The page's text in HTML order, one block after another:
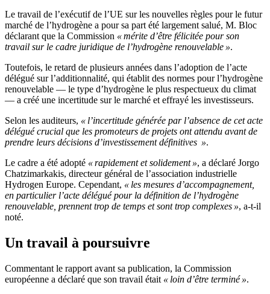
Le travail de l’exécutif de l’UE sur les nouvelles règles pour le futur
marché de l’hydrogène a pour sa part été largement salué, M. Bloc
déclarant que la Commission « mérite d’être félicitée pour son
travail sur le cadre juridique de l’hydrogène renouvelable ».
Toutefois, le retard de plusieurs années dans l’adoption de l’acte
délégué sur l’additionnalité, qui établit des normes pour l’hydrogène
renouvelable — le type d’hydrogène le plus respectueux du climat
— a créé une incertitude sur le marché et effrayé les investisseurs.
Selon les auditeurs, « l’incertitude générée par l’absence de cet acte
délégué crucial que les promoteurs de projets ont attendu avant de
prendre leurs décisions d’investissement définitives ».
Le cadre a été adopté « rapidement et solidement », a déclaré Jorgo
Chatzimarkakis, directeur général de l’association industrielle
Hydrogen Europe. Cependant, « les mesures d’accompagnement,
en particulier l’acte délégué pour la définition de l’hydrogène
renouvelable, prennent trop de temps et sont trop complexes », a-t-il
noté.
Un travail à poursuivre
Commentant le rapport avant sa publication, la Commission
européenne a déclaré que son travail était « loin d’être terminé ».